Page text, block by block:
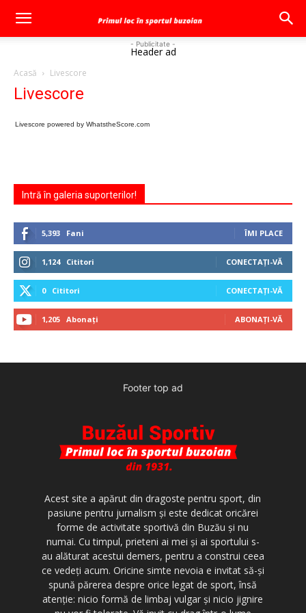
- Publicitate -
Header ad
Acasă Livescore
Livescore
Livescore powered by WhatstheScore.com
Intră în galeria suporterilor!
5,393 Fani ÎMI PLACE
1,124 Cititori CONECTAȚI-VĂ
0 Cititori CONECTAȚI-VĂ
1,205 Abonați ABONAȚI-VĂ
Footer top ad
Acest site a apărut din dragoste pentru sport, din
pasiune pentru jurnalism şi este dedicat oricărei
forme de activitate sportivă din Buzău şi nu
numai. Cu timpul, prieteni ai mei şi ai sportului s-
au alăturat acestui demers, pentru a construi ceea
ce vedeţi acum. Oricine simte nevoia e invitat să-şi
spună părerea despre orice legat de sport, însă
atenţie: nicio formă de limbaj vulgar şi nicio jignire